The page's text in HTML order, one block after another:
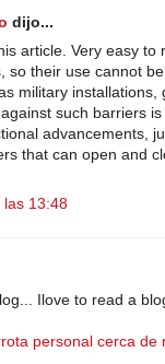
dijo...
article. Very easy
so their use cannot
military
such barriers
advancements,
that can open and
las 13:48
Ilove to read a
personal cerca de